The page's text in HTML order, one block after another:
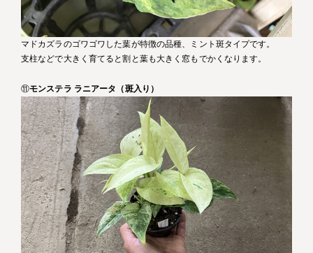
マドカズラのゴワゴワした葉が特徴の品種、ミント斑タイプです。
支柱などで大きく育てると割と葉も大きく窓もでかくなります。
⑪モンステラ ラニアータ（斑入り）